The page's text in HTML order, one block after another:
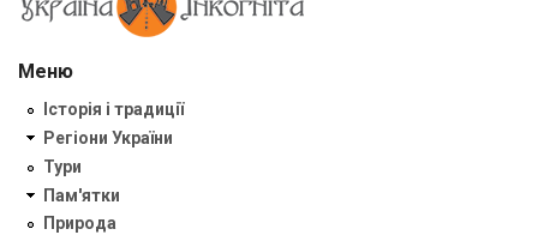
Меню
Історія і традиції
Регіони України
Тури
Пам'ятки
Природа